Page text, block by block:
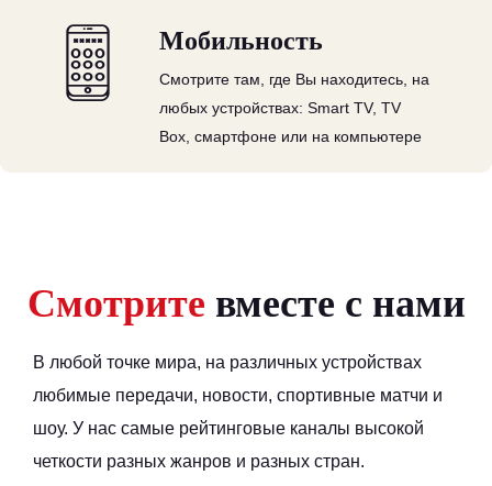
Мобильность
Смотрите там, где Вы находитесь, на
любых устройствах: Smart TV, TV
Box, смартфоне или на компьютере
Смотрите вместе с нами
В любой точке мира, на различных устройствах
любимые передачи, новости, спортивные матчи и
шоу. У нас самые рейтинговые каналы высокой
четкости разных жанров и разных стран.